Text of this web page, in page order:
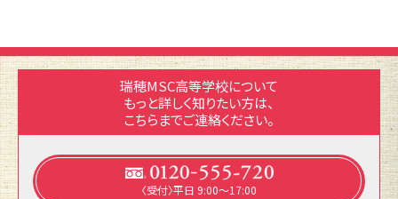
瑞穂MSC高等学校について
もっと詳しく知りたい方は、
こちらまでご連絡ください。
〈受付〉平日 9:00～17:00